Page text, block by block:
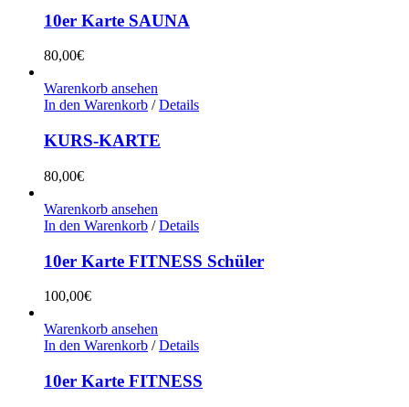
10er Karte SAUNA
80,00€
Warenkorb ansehen
In den Warenkorb / Details
KURS-KARTE
80,00€
Warenkorb ansehen
In den Warenkorb / Details
10er Karte FITNESS Schüler
100,00€
Warenkorb ansehen
In den Warenkorb / Details
10er Karte FITNESS